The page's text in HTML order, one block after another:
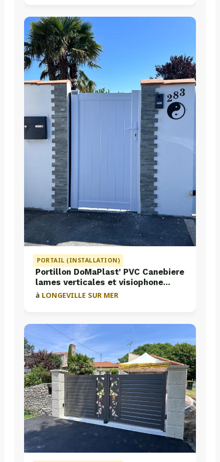
PORTAIL (INSTALLATION)
Portillon DoMaPlast' PVC Canebiere
lames verticales et visiophone
Aiphone
à LONGEVILLE SUR MER